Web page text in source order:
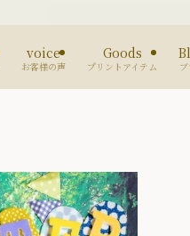
voice
お客様の声
Goods
プリントアイテム